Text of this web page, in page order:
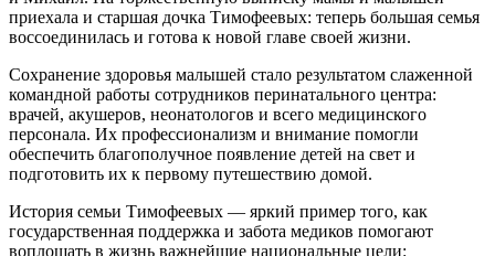
приехала и старшая дочка Тимофеевых: теперь большая семья
воссоединилась и готова к новой главе своей жизни.
Сохранение здоровья малышей стало результатом слаженной
командной работы сотрудников перинатального центра:
врачей, акушеров, неонатологов и всего медицинского
персонала. Их профессионализм и внимание помогли
обеспечить благополучное появление детей на свет и
подготовить их к первому путешествию домой.
История семьи Тимофеевых — яркий пример того, как
государственная поддержка и забота медиков помогают
воплощать в жизнь важнейшие национальные цели: